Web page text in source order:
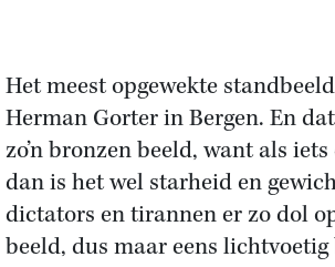
Het meest opgewekte
Herman Gorter in Bergen. En
zo’n bronzen beeld, want als
dan is het wel starheid en
dictators en tirannen er zo dol
beeld, dus maar eens